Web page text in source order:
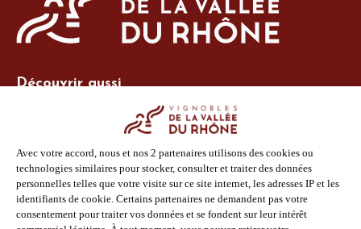
Découvrir aussi
Espace adhérent
Espace presse
Phototèque
Suivez-nous
Facebook